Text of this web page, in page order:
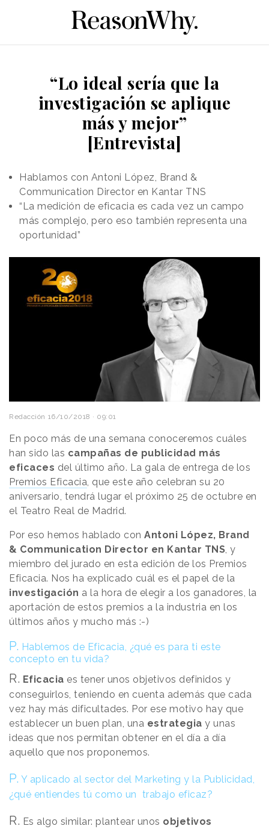
“Lo ideal sería que la
investigación se aplique
más y mejor”
[Entrevista]
Hablamos con Antoni López, Brand &
Communication Director en Kantar TNS
“La medición de eficacia es cada vez un campo
más complejo, pero eso también representa una
oportunidad”
Redacción 16/10/2018 · 09:01
En poco más de una semana conoceremos cuáles
han sido las campañas de publicidad más
eficaces del último año. La gala de entrega de los
Premios Eficacia, que este año celebran su 20
aniversario, tendrá lugar el próximo 25 de octubre en
el Teatro Real de Madrid.
Por eso hemos hablado con Antoni López, Brand
& Communication Director en Kantar TNS, y
miembro del jurado en esta edición de los Premios
Eficacia. Nos ha explicado cuál es el papel de la
investigación a la hora de elegir a los ganadores, la
aportación de estos premios a la industria en los
últimos años y mucho más :-)
P. Hablemos de Eficacia, ¿qué es para ti este
concepto en tu vida?
R. Eficacia es tener unos objetivos definidos y
conseguirlos, teniendo en cuenta además que cada
vez hay más dificultades. Por ese motivo hay que
establecer un buen plan, una estrategia y unas
ideas que nos permitan obtener en el día a día
aquello que nos proponemos.
P. Y aplicado al sector del Marketing y la Publicidad,
¿qué entiendes tú como un trabajo eficaz?
R. Es algo similar: plantear unos objetivos